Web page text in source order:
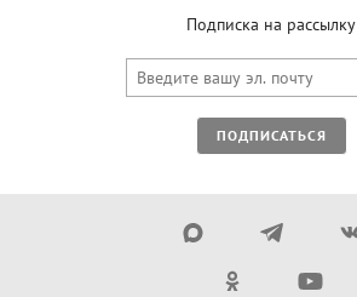
Подписка на рассылку
ПОДПИСАТЬСЯ